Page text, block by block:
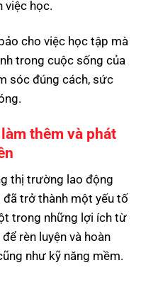
việc học.
cho việc học tập mà
trong cuộc sống của
sóc đúng cách, sức
thêm và phát
thị trường lao động
đã trở thành một yếu tố
trong những lợi ích từ
rèn luyện và hoàn
như kỹ năng mềm.